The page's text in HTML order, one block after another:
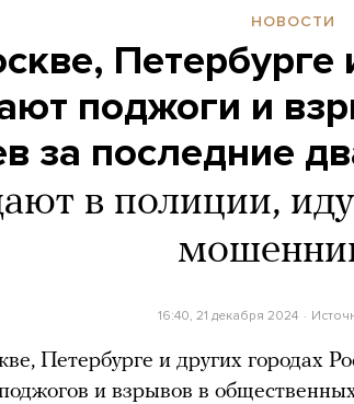
НОВОСТИ
Петербурге
поджоги и
за последние
в полиции,
16:40, 21 декабря 2024
Петербурге и других городах
и взрывов в